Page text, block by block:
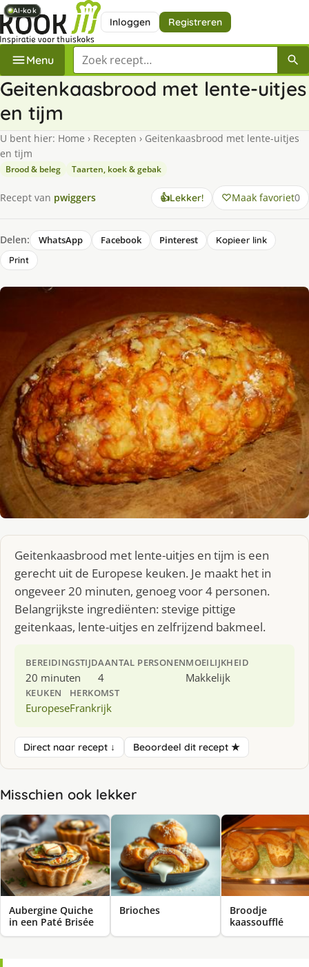
Inloggen Registreren
Menu Zoek een recept
Geitenkaasbrood met lente-uitjes
en tijm
U bent hier: Home › Recepten › Geitenkaasbrood met lente-uitjes
en tijm
Brood & beleg Taarten, koek & gebak
Recept van pwiggers 👍Lekker! Maak favoriet0
Delen: WhatsApp Facebook Pinterest
Kopieer link
Print
Geitenkaasbrood met lente-uitjes en tijm is een
gerecht uit de Europese keuken. Je maakt het in
ongeveer 20 minuten, genoeg voor 4 personen.
Belangrijkste ingrediënten: stevige pittige
geitenkaas, lente-uitjes en zelfrijzend bakmeel.
BEREIDINGSTIJD
20 minuten
AANTAL PERSONEN
4
MOEILIJKHEID
Makkelijk
KEUKEN
Europese
HERKOMST
Frankrijk
Direct naar recept ↓ Beoordeel dit recept ★
Misschien ook lekker
AI-kok
Aubergine Quiche
in een Paté Brisée
AI-kok
Brioches
Broodje
kaassoufflé
AI-kok
AI-kok
AI-kok